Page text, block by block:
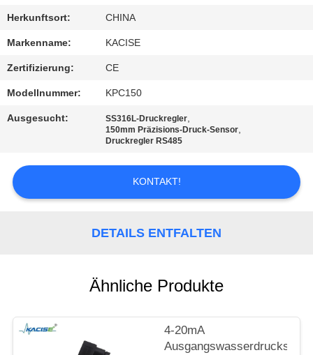
TRETEN
SIE
MIT
UNS
NACHRICHTEN
FORDERN
SIE EIN
ZITAT
Herkunftsort: CHINA
Markenname: KACISE
Zertifizierung: CE
Modellnummer: KPC150
Ausgesucht: SS316L-Druckregler,
150mm Präzisions-Druck-Sensor,
Druckregler RS485
KONTAKT!
DETAILS ENTFALTEN
Ähnliche Produkte
4-20mA